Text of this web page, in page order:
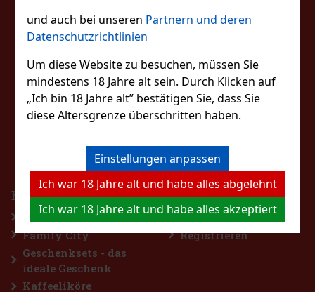
und auch bei unseren Partnern und deren
Datenschutzrichtlinien
Um diese Website zu besuchen, müssen Sie
mindestens 18 Jahre alt sein. Durch Klicken auf
„Ich bin 18 Jahre alt” bestätigen Sie, dass Sie
diese Altersgrenze überschritten haben.
Einstellungen anpassen
Ich war 18 Jahre alt und habe alles abgelehnt
Ich war 18 Jahre alt und habe alles akzeptiert
Kaffee
Sonnenbrillen
Duftkerzen
Für Kinder
Feuerzeuge Zippos
Hi-Fi-Elektro
BESUCHE UNS
Ladengeschäft
Family City
Geschenksets - das
ideale Geschenk
Kaffeeliköre
Mein Konto
Einloggen
Registrieren